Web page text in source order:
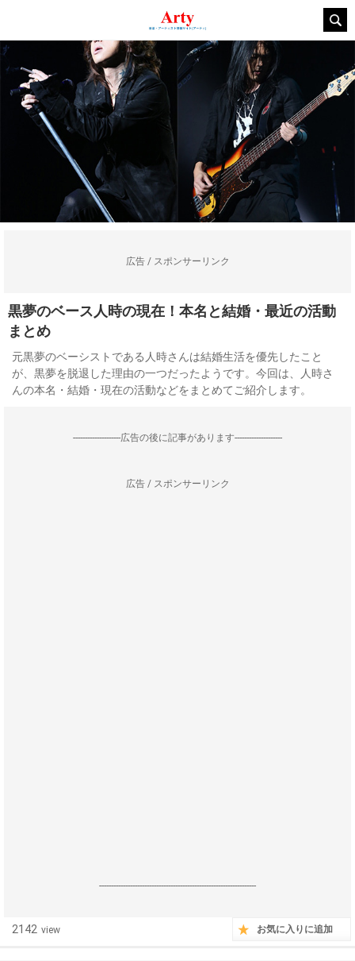
広告 / スポンサーリンク
黒夢のベース人時の現在！本名と結婚・最近の活動
まとめ
元黒夢のベーシストである人時さんは結婚生活を優先したこと
が、黒夢を脱退した理由の一つだったようです。今回は、人時さ
んの本名・結婚・現在の活動などをまとめてご紹介します。
--------------------広告の後に記事があります--------------------
広告 / スポンサーリンク
------------------------------------------------------------------
2142 view お気に入りに追加